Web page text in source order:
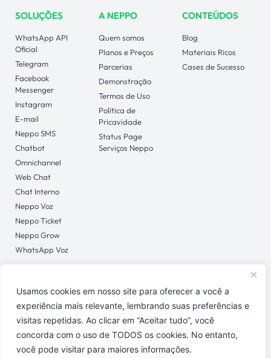
Usamos cookies em nosso site para oferecer a você a
experiência mais relevante, lembrando suas preferências e
visitas repetidas. Ao clicar em “Aceitar tudo”, você
concorda com o uso de TODOS os cookies. No entanto,
você pode visitar para maiores informações.
SOLUÇÕES
WhatsApp API
Oficial
Telegram
Facebook
Messenger
Instagram
E-mail
Neppo SMS
Chatbot
Omnichannel
Web Chat
Chat Interno
Neppo Voz
Neppo Ticket
Neppo Grow
WhatsApp Voz
A NEPPO
Quem somos
Planos e Preços
Parcerias
Demonstração
Termos de Uso
Política de
Pricavidade
Status Page
Serviços Neppo
CONTEÚDOS
Blog
Materiais Ricos
Cases de Sucesso
CONTATO
Central de Ajuda